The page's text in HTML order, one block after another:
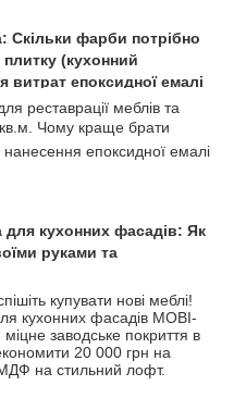
Скільки фарби потрібно
плитку (кухонний
епоксидної емалі
реставрації меблів та
Чому краще брати
епоксидної емалі
кухонних фасадів: Як
руками та
купувати нові меблі!
кухонних фасадів MOBI-
заводське покриття в
20 000 грн на
на стильний лофт.